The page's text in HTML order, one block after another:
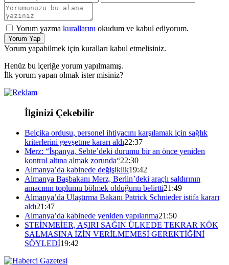
Yorum yazma kurallarını okudum ve kabul ediyorum.
Yorum Yap
Yorum yapabilmek için kuralları kabul etmelisiniz.
Henüz bu içeriğe yorum yapılmamış.
İlk yorum yapan olmak ister misiniz?
İlginizi Çekebilir
Belçika ordusu, personel ihtiyacını karşılamak için sağlık
kriterlerini gevşetme kararı aldı22:37
Merz: “İspanya, Sebte’deki durumu bir an önce yeniden
kontrol altına almak zorunda“22:30
Almanya’da kabinede değişiklik19:42
Almanya Başbakanı Merz, Berlin’deki araçlı saldırının
amacının toplumu bölmek olduğunu belirtti21:49
Almanya’da Ulaştırma Bakanı Patrick Schnieder istifa kararı
aldı21:47
Almanya’da kabinede yeniden yapılanma21:50
STEİNMEİER, AŞIRI SAĞIN ÜLKEDE TEKRAR KÖK
SALMASINA İZİN VERİLMEMESİ GEREKTİĞİNİ
SÖYLEDİ19:42